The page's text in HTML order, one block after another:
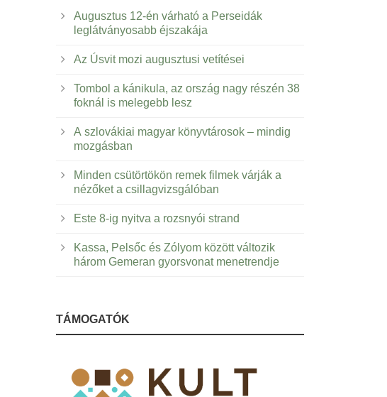
Augusztus 12-én várható a Perseidák
leglátványosabb éjszakája
Az Úsvit mozi augusztusi vetítései
Tombol a kánikula, az ország nagy részén 38
foknál is melegebb lesz
A szlovákiai magyar könyvtárosok – mindig
mozgásban
Minden csütörtökön remek filmek várják a
nézőket a csillagvizsgálóban
Este 8-ig nyitva a rozsnyói strand
Kassa, Pelsőc és Zólyom között változik
három Gemeran gyorsvonat menetrendje
TÁMOGATÓK